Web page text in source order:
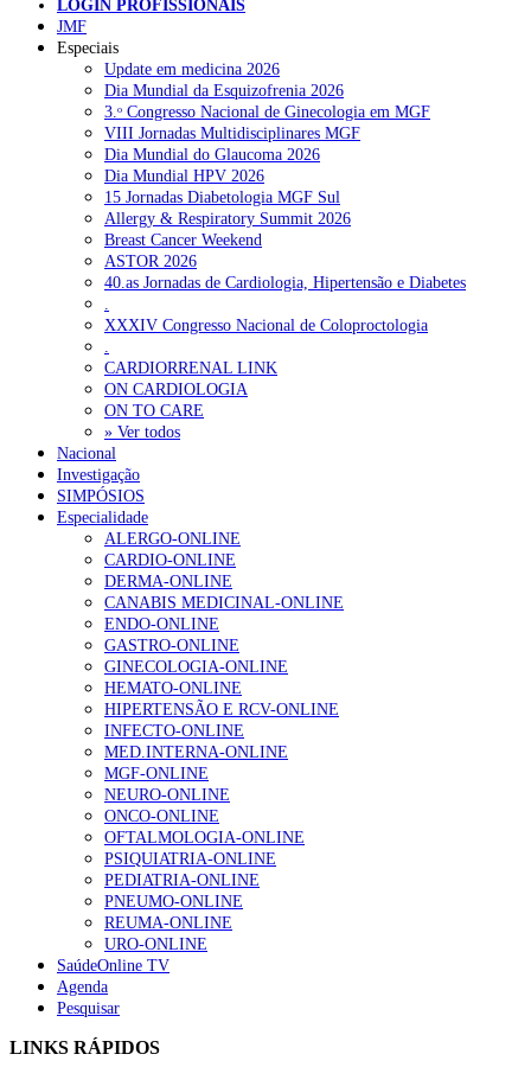
NOTÍCIAS RECENTES
Ordem dos Médicos pede simplificação urgente das regras para
atualização de dados dos utentes 10 de Agosto, 2026
Programa Voltar a Casa para doentes com alta clínica só avança
com Orçamento de 2027 10 de Agosto, 2026
Ministério prepara regras para acompanhamento da gravidez de
baixo risco por enfermeiros especialistas
Presidente da República promulga clarificação dos incentivos a
médicos por trabalho suplementar
Quase 11.900 jovens recorreram aos cheques psicólogo e
nutricionista no primeiro mês
NOTÍCIAS MAIS LIDAS
1.º Episódio do Podcast “Frequência Cardio – Sintoniza-
te na Insuficiência Cardíaca” da Bayer
207 visualizações
Enfermagem Forense. “Da urgência ao tribunal, cada
gesto conta e cada profissional faz a diferença”
203 visualizações
Alguns milhares de utentes podem ficar sem médico de
família com nova regras do registo, alerta associação
162 visualizações
“Os programas de rastreio do cancro do pulmão são
custo-efetivos e representam um investimento
sustentável para os sistemas de saúde”
94 visualizações
LOGIN PROFISSIONAIS
JMF
Especiais
Update em medicina 2026
Dia Mundial da Esquizofrenia 2026
3.ᵒ Congresso Nacional de Ginecologia em MGF
VIII Jornadas Multidisciplinares MGF
Dia Mundial do Glaucoma 2026
Dia Mundial HPV 2026
15 Jornadas Diabetologia MGF Sul
Allergy & Respiratory Summit 2026
Breast Cancer Weekend
ASTOR 2026
40.as Jornadas de Cardiologia, Hipertensão e Diabetes
.
XXXIV Congresso Nacional de Coloproctologia
.
CARDIORRENAL LINK
ON CARDIOLOGIA
ON TO CARE
» Ver todos
Nacional
Investigação
SIMPÓSIOS
Especialidade
ALERGO-ONLINE
CARDIO-ONLINE
DERMA-ONLINE
CANABIS MEDICINAL-ONLINE
ENDO-ONLINE
GASTRO-ONLINE
GINECOLOGIA-ONLINE
HEMATO-ONLINE
HIPERTENSÃO E RCV-ONLINE
INFECTO-ONLINE
MED.INTERNA-ONLINE
MGF-ONLINE
NEURO-ONLINE
ONCO-ONLINE
OFTALMOLOGIA-ONLINE
PSIQUIATRIA-ONLINE
PEDIATRIA-ONLINE
PNEUMO-ONLINE
REUMA-ONLINE
URO-ONLINE
SaúdeOnline TV
Agenda
Pesquisar
LINKS RÁPIDOS